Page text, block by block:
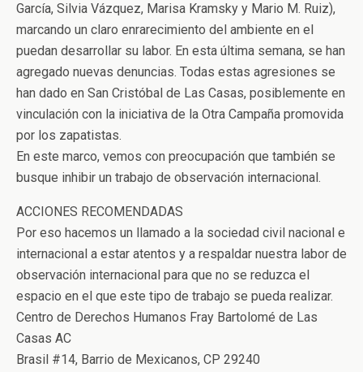
García, Silvia Vázquez, Marisa Kramsky y Mario M. Ruiz),
marcando un claro enrarecimiento del ambiente en el
puedan desarrollar su labor. En esta última semana, se han
agregado nuevas denuncias. Todas estas agresiones se
han dado en San Cristóbal de Las Casas, posiblemente en
vinculación con la iniciativa de la Otra Campaña promovida
por los zapatistas.
En este marco, vemos con preocupación que también se
busque inhibir un trabajo de observación internacional.
ACCIONES RECOMENDADAS
Por eso hacemos un llamado a la sociedad civil nacional e
internacional a estar atentos y a respaldar nuestra labor de
observación internacional para que no se reduzca el
espacio en el que este tipo de trabajo se pueda realizar.
Centro de Derechos Humanos Fray Bartolomé de Las
Casas AC
Brasil #14, Barrio de Mexicanos, CP 29240